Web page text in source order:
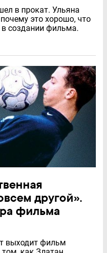
в прокат. Ульяна
это хорошо, что
создании фильма.
другой».
фильма
выходит фильм